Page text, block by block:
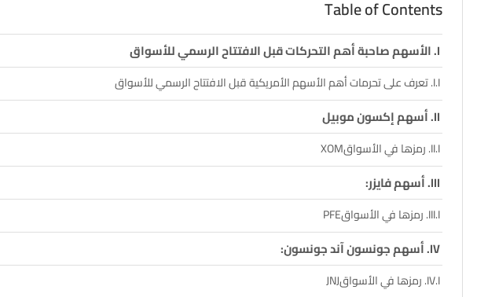
Table of Contents
الأسهم صاحبة أهم التحركات قبل الافتتاح الرسمي للأسواق
تعرف على تحرمات أهم الأسهم الأمريكية قبل الافتتاح الرسمي للأسواق
أسهم إكسون موبيل
رمزها في الأسواقXOM
أسهم فايزر:
رمزها في الأسواقPFE
أسهم جونسون آند جونسون:
رمزها في الأسواقJNJ